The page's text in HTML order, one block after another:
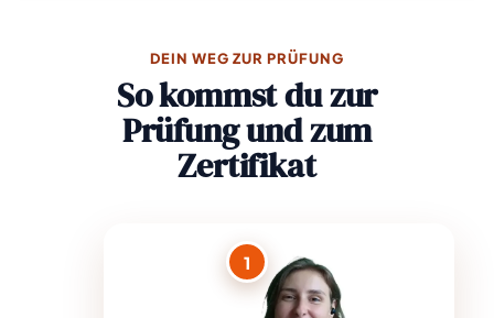
DEIN WEG ZUR PRÜFUNG
So kommst du zur
Prüfung und zum
Zertifikat
1